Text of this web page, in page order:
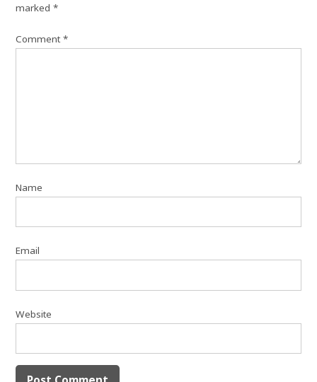
marked*
Comment*
Name
Email
Website